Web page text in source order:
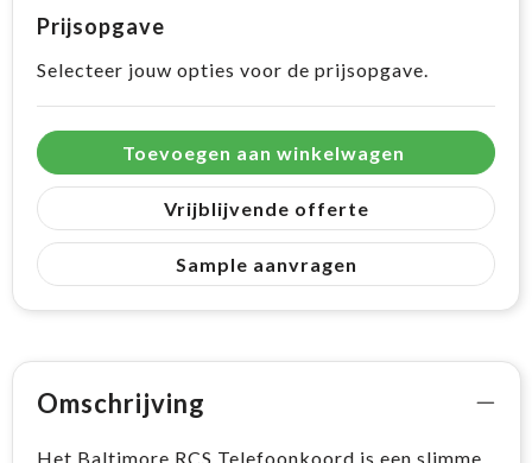
Prijsopgave
Selecteer jouw opties voor de prijsopgave.
Toevoegen aan winkelwagen
Vrijblijvende offerte
Sample aanvragen
Omschrijving
Het Baltimore RCS Telefoonkoord is een slimme,